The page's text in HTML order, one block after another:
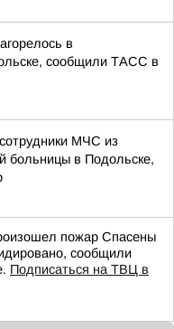
в
сообщили ТАСС в
МЧС из
больницы в Подольске,
пожар Спасены
сообщили
Подписаться на ТВЦ в